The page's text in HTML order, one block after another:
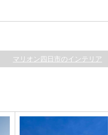
マリオン四日市のインテリア